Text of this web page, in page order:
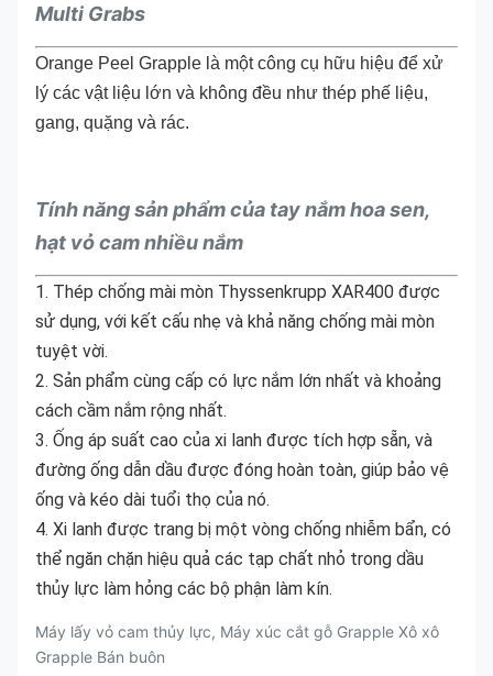
Multi Grabs
Orange Peel Grapple là một công cụ hữu hiệu để xử
lý các vật liệu lớn và không đều như thép phế liệu,
gang, quặng và rác.
Tính năng sản phẩm của tay nắm hoa sen,
hạt vỏ cam nhiều nắm
1. Thép chống mài mòn Thyssenkrupp XAR400 được
sử dụng, với kết cấu nhẹ và khả năng chống mài mòn
tuyệt vời.
2. Sản phẩm cùng cấp có lực nắm lớn nhất và khoảng
cách cầm nắm rộng nhất.
3. Ống áp suất cao của xi lanh được tích hợp sẵn, và
đường ống dẫn dầu được đóng hoàn toàn, giúp bảo vệ
ống và kéo dài tuổi thọ của nó.
4. Xi lanh được trang bị một vòng chống nhiễm bẩn, có
thể ngăn chặn hiệu quả các tạp chất nhỏ trong dầu
thủy lực làm hỏng các bộ phận làm kín.
Máy lấy vỏ cam thủy lực, Máy xúc cắt gỗ Grapple Xô xô
Grapple Bán buôn